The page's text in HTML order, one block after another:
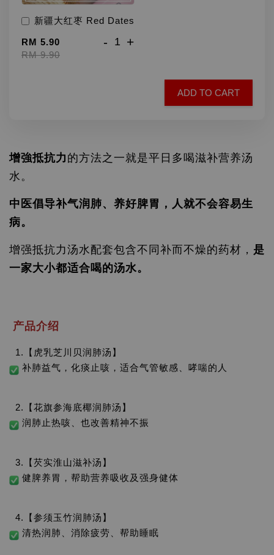
新疆大红枣 Red Dates
RM 5.90
RM 9.90
- +
ADD TO CART
增強抵抗力 的方法之一就是平日多喝滋补营养汤
水。
中医倡导补气润肺、养好脾胃，人就不会容易生
病。
增强抵抗力汤水配套包含不同补而不燥的药材， 是
一家大小都适合喝的汤水。
产品介绍
1.【虎乳芝川贝润肺汤】
补肺益气，化痰止咳，适合气管敏感、哮喘的人
2.【花旗参海底椰润肺汤】
润肺止热咳、也改善精神不振
3.【芡实淮山滋补汤】
健脾养胃，帮助营养吸收及强身健体
4.【参须玉竹润肺汤】
清热润肺、消除疲劳、帮助睡眠